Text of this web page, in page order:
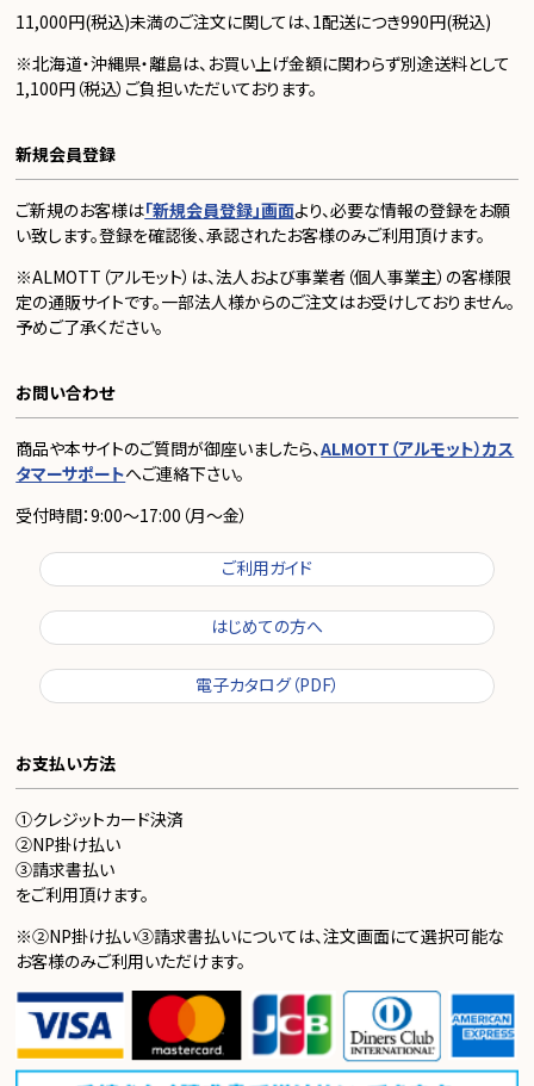
11,000円(税込)未満のご注文に関しては、1配送につき990円(税込)
※北海道・沖縄県・離島は、お買い上げ金額に関わらず別途送料として
1,100円（税込）ご負担いただいております。
新規会員登録
ご新規のお客様は「新規会員登録」画面より、必要な情報の登録をお願
い致します。登録を確認後、承認されたお客様のみご利用頂けます。
※ALMOTT（アルモット）は、法人および事業者（個人事業主）の客様限
定の通販サイトです。一部法人様からのご注文はお受けしておりません。
予めご了承ください。
お問い合わせ
商品や本サイトのご質問が御座いましたら、ALMOTT（アルモット）カス
タマーサポートへご連絡下さい。
受付時間：9:00～17:00（月～金）
ご利用ガイド
はじめての方へ
電子カタログ（PDF）
お支払い方法
①クレジットカード決済
②NP掛け払い
③請求書払い
をご利用頂けます。
※②NP掛け払い③請求書払いについては、注文画面にて選択可能な
お客様のみご利用いただけます。